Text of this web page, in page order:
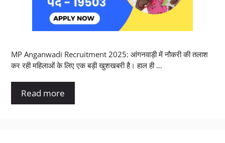
MP Anganwadi Recruitment 2025: आंगनवाड़ी में नौकरी की तलाश
कर रही महिलाओं के लिए एक बड़ी खुशखबरी है। हाल ही …
Read more